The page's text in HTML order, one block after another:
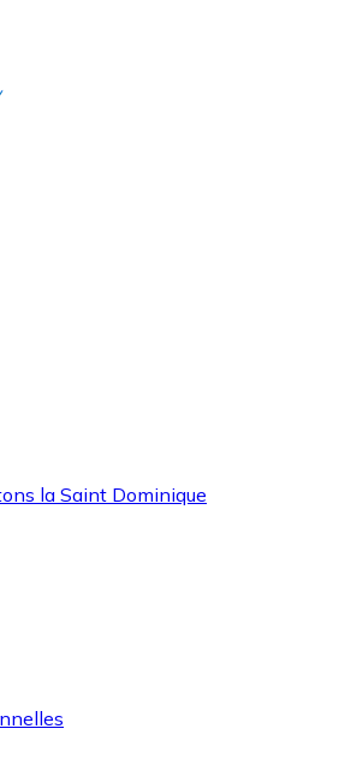
laSaint Dominique